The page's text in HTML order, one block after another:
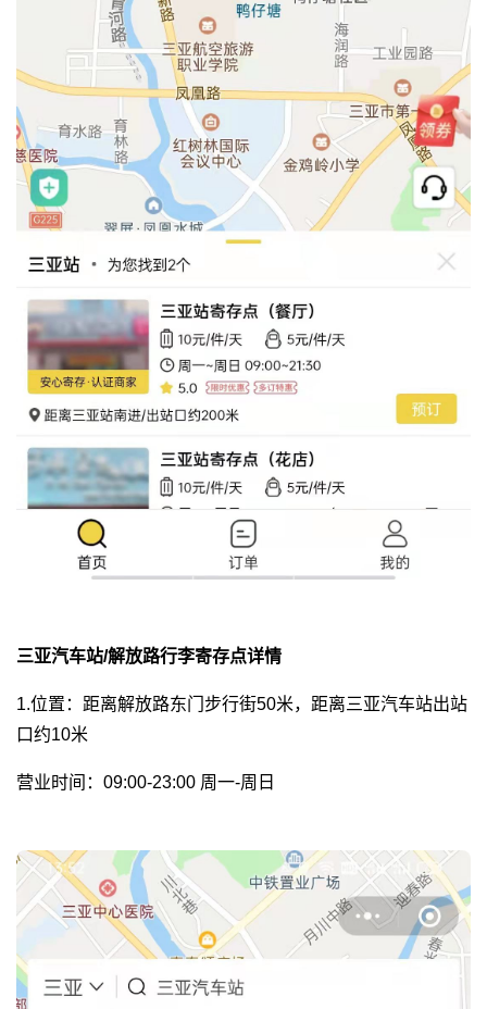
三亚汽车站/解放路行李寄存点详情
1.位置：距离解放路东门步行街50米，距离三亚汽车站出站
口约10米
营业时间：09:00-23:00 周一-周日